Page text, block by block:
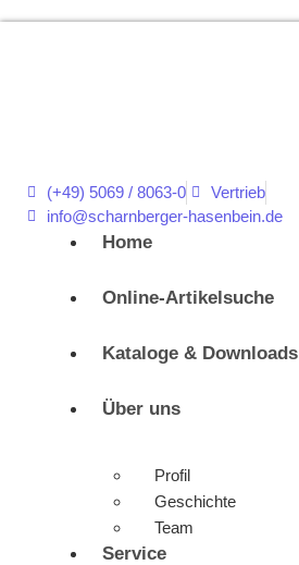
(+49) 5069 / 8063-0
Vertrieb
info@scharnberger-hasenbein.de
Home
Online-Artikelsuche
Kataloge & Downloads
Über uns
Profil
Geschichte
Team
Service